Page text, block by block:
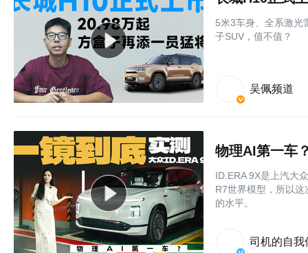
5米3车身、全系激光
子SUV，值不值？
吴佩频道
物理AI第一车
ID.ERA 9X是上汽大
R7世界模型，所以
的水平。
司机的自我